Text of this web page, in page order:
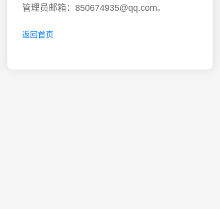
管理员邮箱：850674935@qq.com。
返回首页